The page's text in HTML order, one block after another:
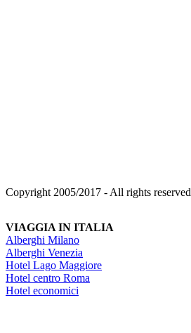
Copyright 2005/2017 - All rights reserved
VIAGGIA IN ITALIA
Alberghi Milano
Alberghi Venezia
Hotel Lago Maggiore
Hotel centro Roma
Hotel economici